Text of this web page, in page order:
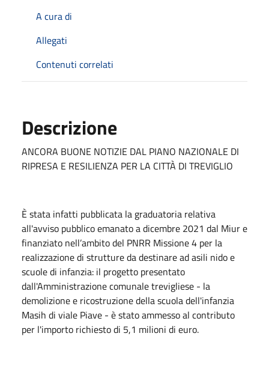
A cura di
Allegati
Contenuti correlati
Descrizione
ANCORA BUONE NOTIZIE DAL PIANO NAZIONALE DI
RIPRESA E RESILIENZA PER LA CITTÀ DI TREVIGLIO
È stata infatti pubblicata la graduatoria relativa
all'avviso pubblico emanato a dicembre 2021 dal Miur e
finanziato nell’ambito del PNRR Missione 4 per la
realizzazione di strutture da destinare ad asili nido e
scuole di infanzia: il progetto presentato
dall'Amministrazione comunale trevigliese - la
demolizione e ricostruzione della scuola dell'infanzia
Masih di viale Piave - è stato ammesso al contributo
per l'importo richiesto di 5,1 milioni di euro.